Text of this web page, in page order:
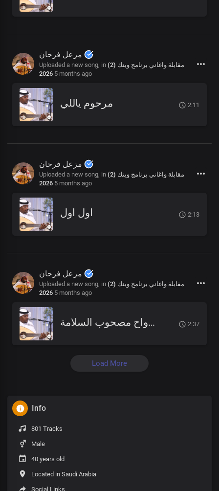
Uploaded a new song, in مقابلة واغاني برنامج وينك (2)
2026 5 months ago
مرحوم ياللي 2:11
Uploaded a new song, in مقابلة واغاني برنامج وينك (2)
2026 5 months ago
اول اول 2:13
Uploaded a new song, in مقابلة واغاني برنامج وينك (2)
2026 5 months ago
نوى المرواح مصحوب السلامة 2:37
Load More
Info
801 Tracks
Male
40 years old
Located in Saudi Arabia
Social Links